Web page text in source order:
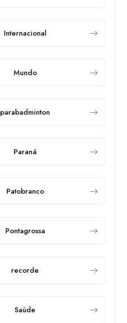
Internacional
Mundo
parabadminton
Paraná
Patobranco
Pontagrossa
recorde
Saúde